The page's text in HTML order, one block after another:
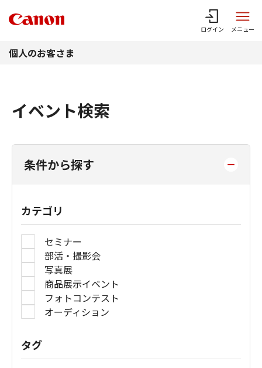
ログイン メニュー
個人のお客さま
イベント検索
条件から探す
カテゴリ
セミナー
部活・撮影会
写真展
商品展示イベント
フォトコンテスト
オーディション
タグ